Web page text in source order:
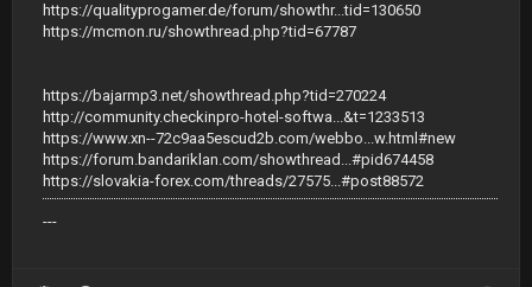
https://qualityprogamer.de/forum/showthr...tid=130650
https://mcmon.ru/showthread.php?tid=67787
https://bajarmp3.net/showthread.php?tid=270224
http://community.checkinpro-hotel-softwa...&t=1233513
https://www.xn--72c9aa5escud2b.com/webbo...w.html#new
https://forum.bandariklan.com/showthread...#pid674458
https://slovakia-forex.com/threads/27575...#post88572
---